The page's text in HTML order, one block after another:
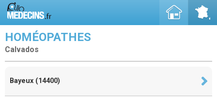
HOMÉOPATHES
Calvados
Bayeux (14400)